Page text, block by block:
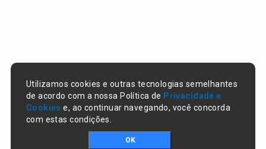
Utilizamos cookies e outras tecnologias semelhantes
de acordo com a nossa Política de Privacidade e
Cookies e, ao continuar navegando, você concorda
com estas condições.
OK